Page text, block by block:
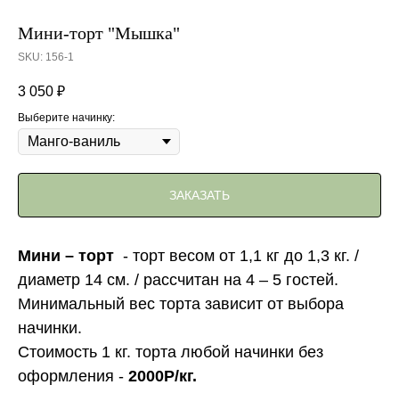
Мини-торт "Мышка"
SKU: 156-1
3 050 ₽
Выберите начинку:
ЗАКАЗАТЬ
Мини – торт - торт весом от 1,1 кг до 1,3 кг. /
диаметр 14 см. / рассчитан на 4 – 5 гостей.
Минимальный вес торта зависит от выбора
начинки.
Стоимость 1 кг. торта любой начинки без
оформления - 2000Р/кг.